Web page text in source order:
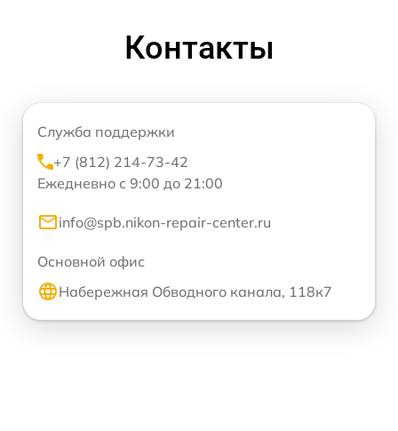
Контакты
Служба поддержки
+7 (812) 214-73-42
Ежедневно с 9:00 до 21:00
info@spb.nikon-repair-center.ru
Основной офис
Набережная Обводного канала, 118к7